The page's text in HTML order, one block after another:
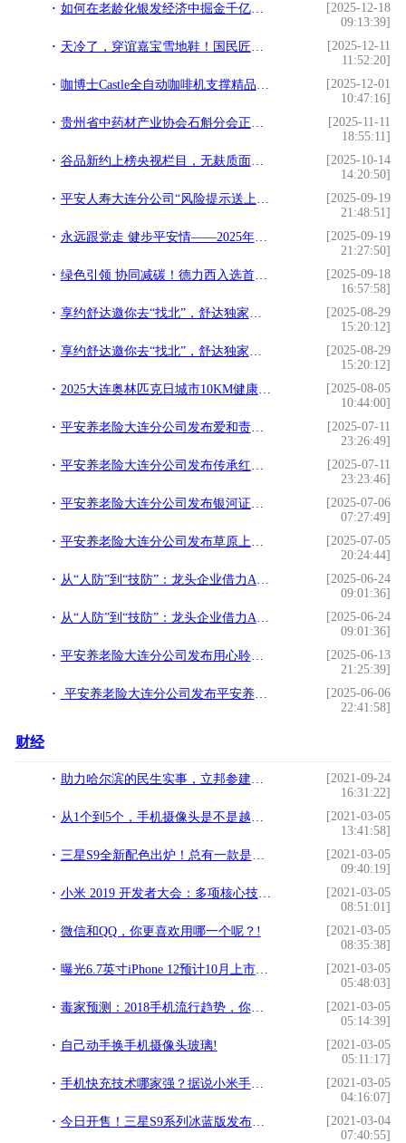
如何在老龄化银发经济中掘金千亿蓝海——专访固和堂创始人王志民
[2025-12-18
09:13:39]
天冷了，穿谊嘉宝雪地鞋！国民匠心品牌的温暖守护
[2025-12-11
11:52:20]
咖博士Castle全自动咖啡机支撑精品进阶，上海咖啡进修课圆满落幕
[2025-12-01
10:47:16]
贵州省中药材产业协会石斛分会正式成立，绘就“仙草”产业新蓝图
[2025-11-11
18:55:11]
谷品新约上榜央视栏目，无麸质面条彰显中国品质
[2025-10-14
14:20:50]
平安人寿大连分公司“风险提示送上门”守护社区居民“钱袋子”与“生命线”
[2025-09-19
21:48:51]
永远跟党走 健步平安情——2025年度大连地区“平安一家亲”健步行活动圆满举办
[2025-09-19
21:27:50]
绿色引领 协同减碳！德力西入选首批链主，携手上下游共建绿色供应链
[2025-09-18
16:57:58]
享约舒达邀你去“找北”，舒达独家冠名2025大兴安岭自驾之旅
[2025-08-29
15:20:12]
享约舒达邀你去“找北”，舒达独家冠名2025大兴安岭自驾之旅
[2025-08-29
15:20:12]
2025大连奥林匹克日城市10KM健康跑圆满落幕，近千名跑者用脚步诠释奥林匹克精神
[2025-08-05
10:44:00]
平安养老险大连分公司发布爱和责任，保险让生活更美好——平安养老险开展金融知识普及与风险防范活动
[2025-07-11
23:26:49]
平安养老险大连分公司发布传承红色基因，践行社会责任平安养老险7.8全国保险公众宣传日
[2025-07-11
23:23:46]
平安养老险大连分公司发布银河证券与平安养老联合创设普惠养老服务债券篮子
[2025-07-06
07:27:49]
平安养老险大连分公司发布草原上的不屈脊梁 —— 平安养老险“助立行”公益回访纪实
[2025-07-05
20:24:44]
从“人防”到“技防”：龙头企业借力AI防撞实现“零事故”目标
[2025-06-24
09:01:36]
从“人防”到“技防”：龙头企业借力AI防撞实现“零事故”目标
[2025-06-24
09:01:36]
平安养老险大连分公司发布用心聆听客户声音,平安养老险持续打造“三省”服务
[2025-06-13
21:25:39]
平安养老险大连分公司发布平安养老险开展“捡”乐同行公益环保活动 员工志愿者为城市环境做“减法”
[2025-06-06
22:41:58]
财经
助力哈尔滨的民生实事，立邦参建多个城区旧房改造项目
[2021-09-24
16:31:22]
从1个到5个，手机摄像头是不是越多越好？!
[2021-03-05
13:41:58]
三星S9全新配色出炉！总有一款是你的菜!
[2021-03-05
09:40:19]
小米 2019 开发者大会：多项核心技术、产品及开源项目发布新版本!
[2021-03-05
08:51:01]
微信和QQ，你更喜欢用哪一个呢？!
[2021-03-05
08:35:38]
曝光6.7英寸iPhone 12预计10月上市，iPhone8拗不过价跌的命运！!
[2021-03-05
05:48:03]
毒家预测：2018手机流行趋势，你Get到几个？!
[2021-03-05
05:14:39]
自己动手换手机摄像头玻璃!
[2021-03-05
05:11:17]
手机快充技术哪家强？据说小米手机支持100W快充？!
[2021-03-05
04:16:07]
今日开售！三星S9系列冰蓝版发布：年度最美蓝色手机!
[2021-03-04
07:40:55]